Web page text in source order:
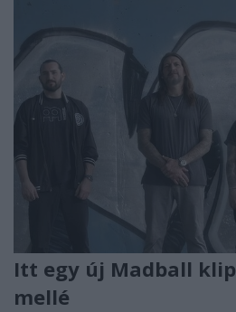
Itt egy új Madball
mellé